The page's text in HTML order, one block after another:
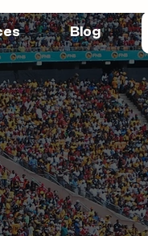
Blog